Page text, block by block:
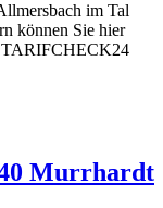
im Tal
können Sie hier
TARIFCHECK24
Murrhardt